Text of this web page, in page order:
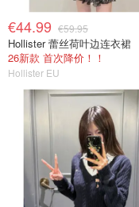
€44.99 €59.95
Hollister 蕾丝荷叶边连衣裙
26新款 首次降价！！
Hollister EU